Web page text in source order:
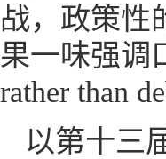
战，政策性
果一味强调
rather than
以第十三